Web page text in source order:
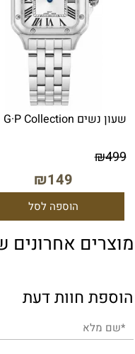
שעון נשים G·P Collection כסף
₪499
₪149
הוספה לסל
מוצרים אחרונים
הוספת חוות דעת